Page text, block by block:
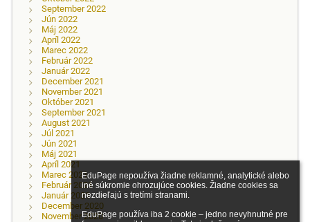
EduPage nepoužíva žiadne reklamné, analytické alebo
iné súkromie ohrozujúce cookies. Žiadne cookies sa
nezdieľajú s tretími stranami.
EduPage používa iba 2 cookie – jedno nevyhnutné pre
September 2022
Jún 2022
Máj 2022
Apríl 2022
Marec 2022
Február 2022
Január 2022
December 2021
November 2021
Október 2021
September 2021
August 2021
Júl 2021
Jún 2021
Máj 2021
Apríl 2021
Marec 2021
Február 2021
Január 2021
December 2020
November 2020